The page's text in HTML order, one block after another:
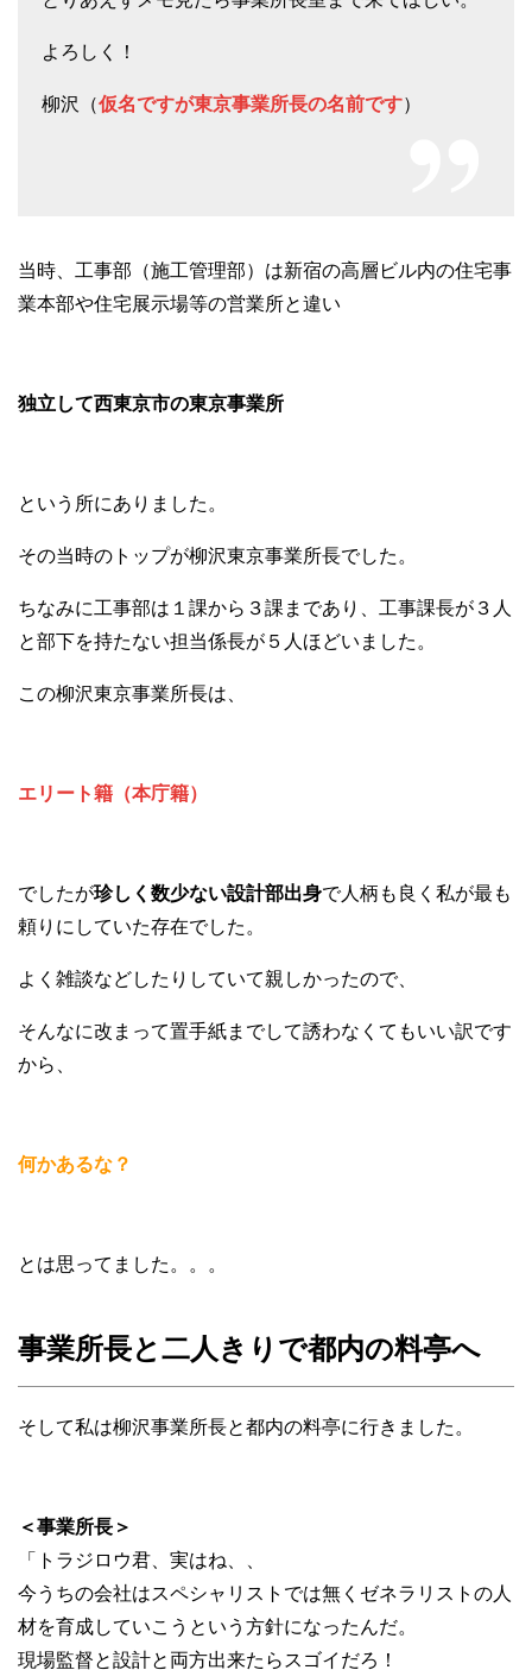
よろしく！
柳沢（仮名ですが東京事業所長の名前です）
当時、工事部（施工管理部）は新宿の高層ビル内の住宅事
業本部や住宅展示場等の営業所と違い
独立して西東京市の東京事業所
という所にありました。
その当時のトップが柳沢東京事業所長でした。
ちなみに工事部は１課から３課まであり、工事課長が３人
と部下を持たない担当係長が５人ほどいました。
この柳沢東京事業所長は、
エリート籍（本庁籍）
でしたが珍しく数少ない設計部出身で人柄も良く私が最も
頼りにしていた存在でした。
よく雑談などしたりしていて親しかったので、
そんなに改まって置手紙までして誘わなくてもいい訳です
から、
何かあるな？
とは思ってました。。。
事業所長と二人きりで都内の料亭へ
そして私は柳沢事業所長と都内の料亭に行きました。
＜事業所長＞
「トラジロウ君、実はね、、
今うちの会社はスペシャリストでは無くゼネラリストの人
材を育成していこうという方針になったんだ。
現場監督と設計と両方出来たらスゴイだろ！